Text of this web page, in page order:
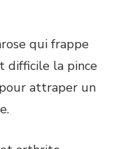
qui frappe
difficile la pince
attraper un